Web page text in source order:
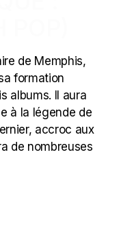
de Memphis,
formation
albums. Il aura
à la légende de
accroc aux
de nombreuses